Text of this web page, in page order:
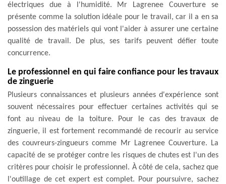
électriques due à l'humidité. Mr Lagrenee Couverture se
présente comme la solution idéale pour le travail, car il a en sa
possession des matériels qui vont l'aider à assurer une certaine
qualité de travail. De plus, ses tarifs peuvent défier toute
concurrence.
Le professionnel en qui faire confiance pour les travaux
de zinguerie
Plusieurs connaissances et plusieurs années d'expérience sont
souvent nécessaires pour effectuer certaines activités qui se
font au niveau de la toiture. Pour le cas des travaux de
zinguerie, il est fortement recommandé de recourir au service
des couvreurs-zingueurs comme Mr Lagrenee Couverture. La
capacité de se protéger contre les risques de chutes est l'un des
critères pour choisir le professionnel. À côté de cela, sachez que
l'outillage de cet expert est complet. Pour poursuivre, sachez